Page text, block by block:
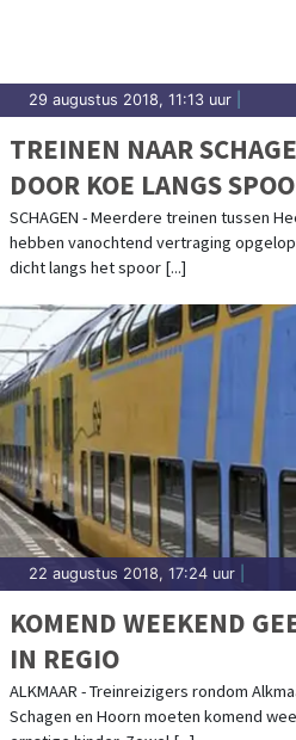
29 augustus 2018, 11:13 uur
TREINEN NAAR
DOOR KOE LANGS
SCHAGEN - Meerdere treinen tussen
hebben vanochtend vertraging
dicht langs het spoor [...]
22 augustus 2018, 17:24 uur
KOMEND WEEKEND
IN REGIO
ALKMAAR - Treinreizigers rondom
Schagen en Hoorn moeten komend